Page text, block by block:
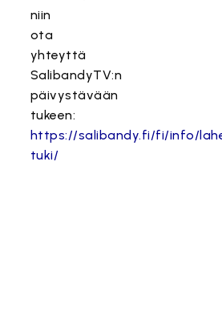
niin
ota
yhteyttä
SalibandyTV:n
päivystävään
tukeen:
https://salibandy.fi/fi/info/
tuki/